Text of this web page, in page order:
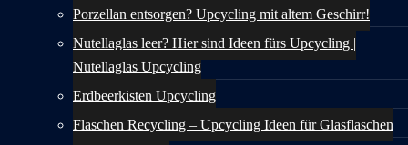
Porzellan entsorgen? Upcycling mit altem Geschirr!
Nutellaglas leer? Hier sind Ideen fürs Upcycling |
Nutellaglas Upcycling
Erdbeerkisten Upcycling
Flaschen Recycling – Upcycling Ideen für Glasflaschen